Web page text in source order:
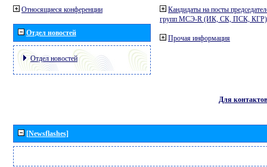
Относящиеся конференции
Отдел новостей
Отдел новостей
Кандидаты на посты
групп МСЭ-R (ИК, СК, ПСК, КГР)
Прочая информация
Для контактов
[Newsflashes]